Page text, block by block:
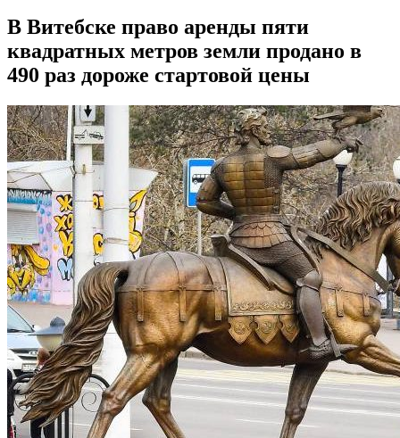
В Витебске право аренды пяти
квадратных метров земли продано в
490 раз дороже стартовой цены